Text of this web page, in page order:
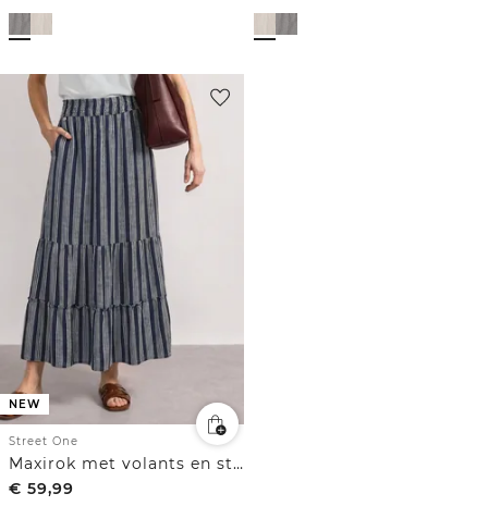
NEW
Street One
Maxirok met volants en strepen
€ 59,99